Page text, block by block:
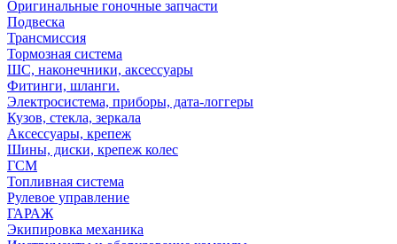
Оригинальные гоночные запчасти
Подвеска
Трансмиссия
Тормозная система
ШС, наконечники, аксессуары
Фитинги, шланги.
Электросистема, приборы, дата-логгеры
Кузов, стекла, зеркала
Аксессуары, крепеж
Шины, диски, крепеж колес
ГСМ
Топливная система
Рулевое управление
ГАРАЖ
Экипировка механика